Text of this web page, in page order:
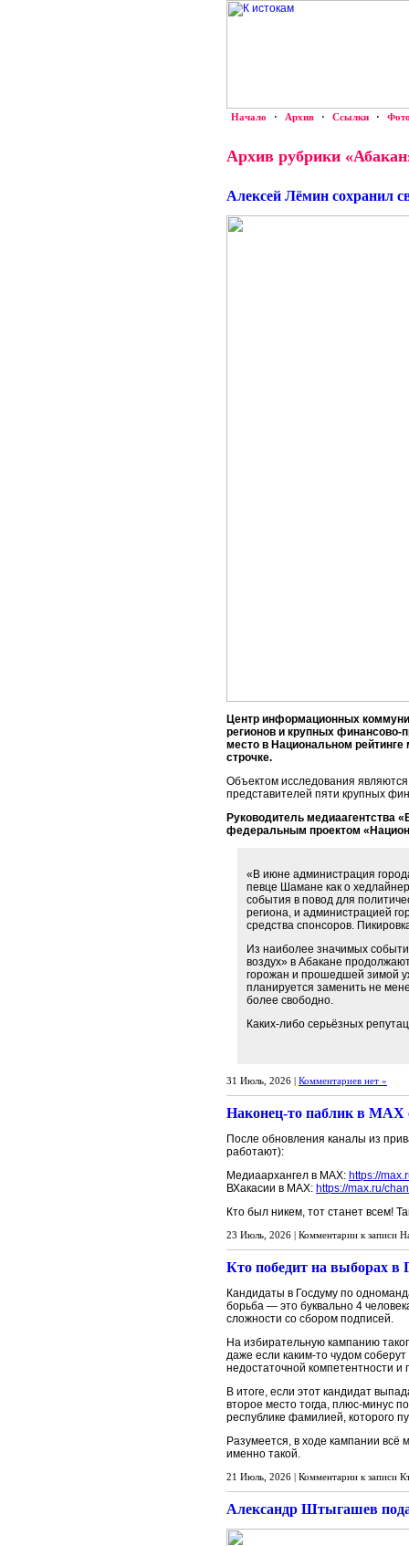
Начало · Архив · Ссылки ·
Архив рубрики
Алексей Лёмин сохранил
Центр информационных
регионов и крупных
место в Национальном
строчке.
Объектом исследования
представителей пяти крупных
Руководитель медиаагентства
федеральным проектом
«В июне администрация
певце Шамане как о
события в повод для
региона, и администрацией
средства спонсоров.
Из наиболее значимых
воздух» в Абакане
горожан и прошедшей зимой
планируется заменить не
более свободно.
Каких-либо серьёзных
31 Июль, 2026 | Комментариев нет »
Наконец-то паблик в МАХ
После обновления каналы из
работают):
Медиаархангел в МАХ: https://
ВХакасии в МАХ: https://max.ru/
Кто был никем, тот станет всем!
23 Июль, 2026 | Комментарии к записи
Кто победит на выборах в
Кандидаты в Госдуму по
борьба — это буквально 4
сложности со сбором подписей.
На избирательную кампанию
даже если каким-то чудом
недостаточной компетентности и
В итоге, если этот кандидат
второе место тогда, плюс-минус
республике фамилией, которого
Разумеется, в ходе кампании
именно такой.
21 Июль, 2026 | Комментарии к записи
Александр Штыгашев